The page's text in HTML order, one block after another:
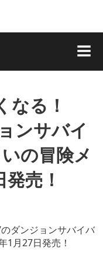
なる！
ンサバイ
の冒険メ
売！